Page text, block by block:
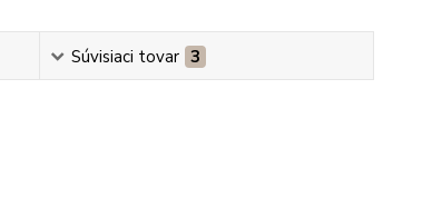
Súvisiaci tovar 3